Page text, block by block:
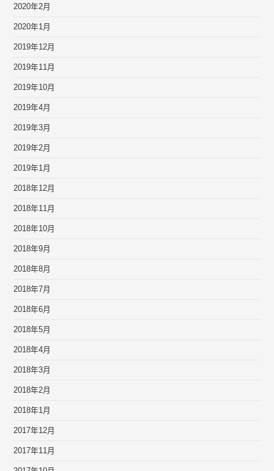
2020年2月
2020年1月
2019年12月
2019年11月
2019年10月
2019年4月
2019年3月
2019年2月
2019年1月
2018年12月
2018年11月
2018年10月
2018年9月
2018年8月
2018年7月
2018年6月
2018年5月
2018年4月
2018年3月
2018年2月
2018年1月
2017年12月
2017年11月